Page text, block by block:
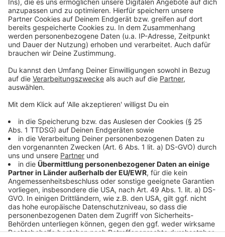
Anzeige
Anzeige
Verbesserung bei Portal für Steuererklärungen in
Leverkusen
Immer mehr Teilzeitarbeit in Leverkusen
Anzeige